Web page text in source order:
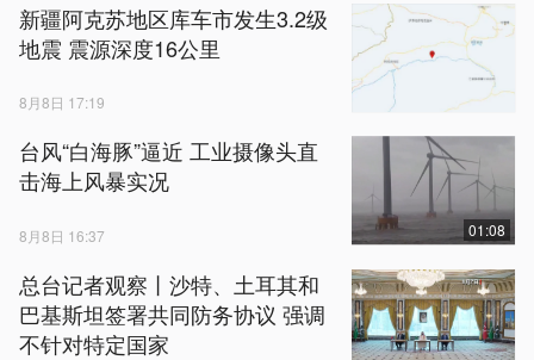
新疆阿克苏地区库车市发生3.2级
地震 震源深度16公里
8月8日 17:19
台风“白海豚”逼近 工业摄像头直
击海上风暴实况
8月8日 16:37 01:08
总台记者观察丨沙特、土耳其和
巴基斯坦签署共同防务协议 强调
不针对特定国家